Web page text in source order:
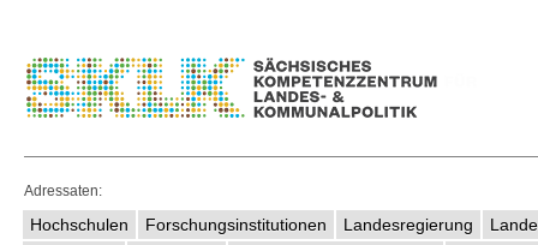
Adressaten:
Hochschulen Forschungsinstitutionen Landesregierung